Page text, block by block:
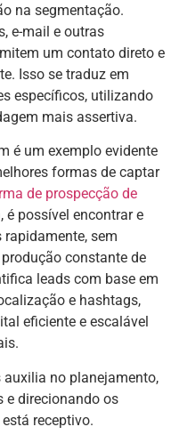
na segmentação.
e-mail e outras
um contato direto e
Isso se traduz em
específicos, utilizando
mais assertiva.
é um exemplo evidente
formas de captar
de prospecção de
é possível encontrar e
sem
constante de
leads com base em
e hashtags,
eficiente e escalável
auxilia no planejamento,
e direcionando os
receptivo.